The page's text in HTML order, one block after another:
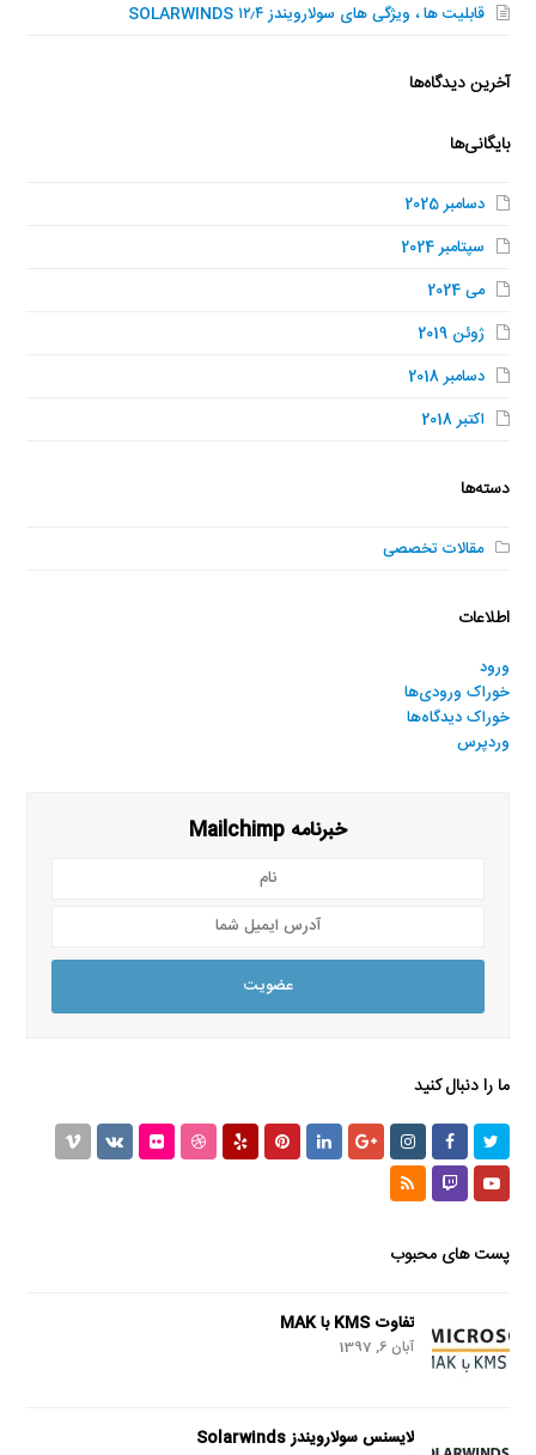
قابلیت ها ، ویژگی های سولارویندز SOLARWINDS ۱۲٫۴
آخرین دیدگاه‌ها
بایگانی‌ها
دسامبر 2025
سپتامبر 2024
می 2024
ژوئن 2019
دسامبر 2018
اکتبر 2018
دسته‌ها
مقالات تخصصی
اطلاعات
ورود
خوراک ورودی‌ها
خوراک دیدگاه‌ها
وردپرس
خبرنامه Mailchimp
شما
عضویت
ما را دنبال کنید
Twitter
Facebook
Instagram
GooglePlus
LinkedIn
Pinterest
Yelp
Dribbble
Flickr
VK
Youtube
Twitch
RSS
پست های محبوب
تفاوت KMS با MAK
آبان 6, 1397
لایسنس سولارویندز Solarwinds